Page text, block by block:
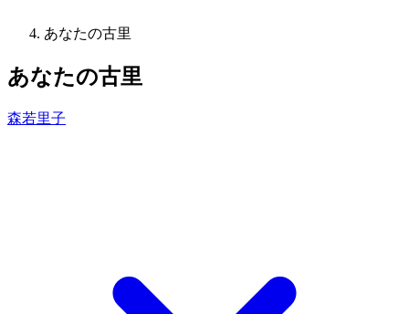
あなたの古里
あなたの古里
森若里子